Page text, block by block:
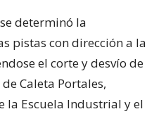
determinó la
pistas con dirección a la
el corte y desvío de
Caleta Portales,
la Escuela Industrial y el